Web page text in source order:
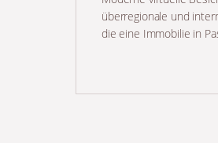
überregionale und
die eine Immobilie in